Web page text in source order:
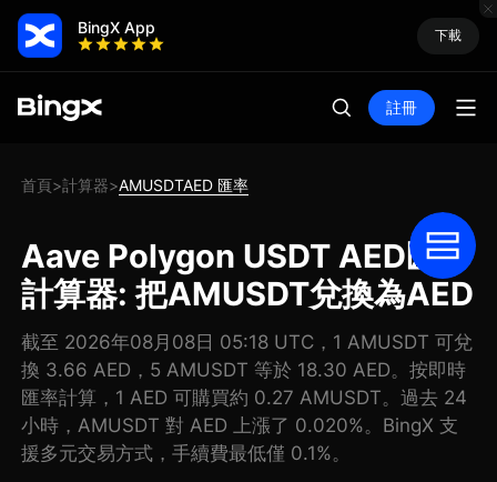
BingX App 下載
註冊
首頁>計算器>AMUSDTAED 匯率
Aave Polygon USDT AED匯率
計算器: 把AMUSDT兌換為AED
截至 2026年08月08日 05:18 UTC，1 AMUSDT 可兌
換 3.66 AED，5 AMUSDT 等於 18.30 AED。按即時
匯率計算，1 AED 可購買約 0.27 AMUSDT。過去 24
小時，AMUSDT 對 AED 上漲了 0.020%。BingX 支
援多元交易方式，手續費最低僅 0.1%。